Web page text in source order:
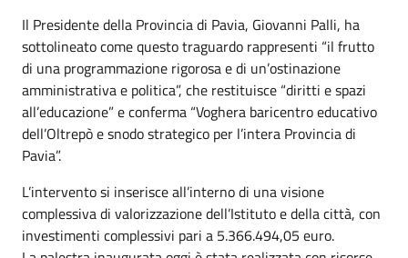
Il Presidente della Provincia di Pavia, Giovanni Palli, ha
sottolineato come questo traguardo rappresenti “il frutto
di una programmazione rigorosa e di un’ostinazione
amministrativa e politica”, che restituisce “diritti e spazi
all’educazione” e conferma “Voghera baricentro educativo
dell’Oltrepò e snodo strategico per l’intera Provincia di
Pavia”.
L’intervento si inserisce all’interno di una visione
complessiva di valorizzazione dell’Istituto e della città, con
investimenti complessivi pari a 5.366.494,05 euro.